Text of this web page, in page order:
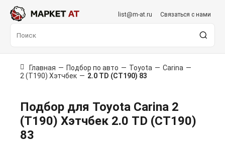
list@m-at.ru Связаться с нами
Главная — Подбор по авто — Toyota — Carina —
2 (T190) Хэтчбек — 2.0 TD (CT190) 83
Подбор для Toyota Carina 2
(T190) Хэтчбек 2.0 TD (CT190)
83